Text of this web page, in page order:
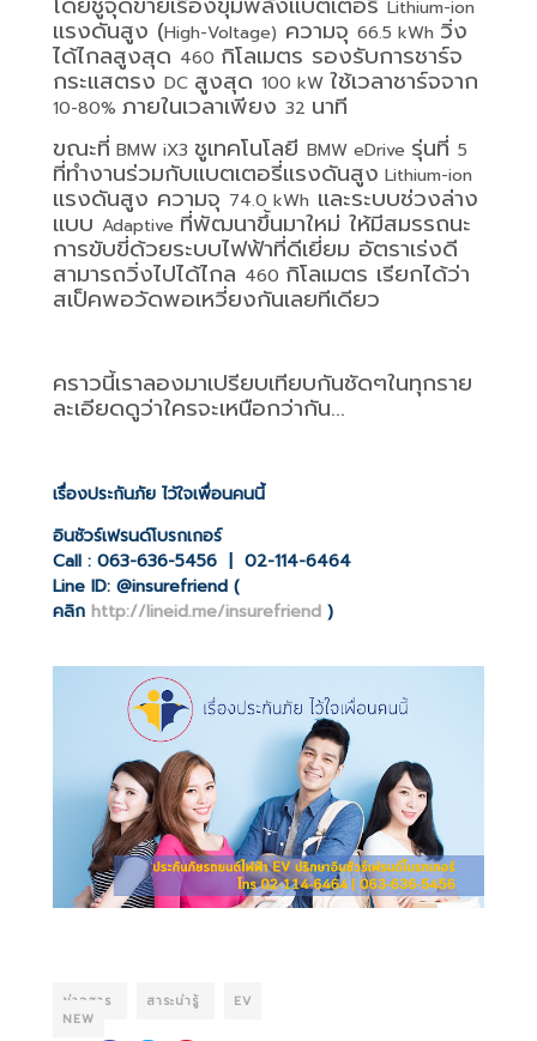
Lithium-ion
แรงดันสูง (High-Voltage) ความจุ 66.5 kWh วิ่ง
ได้ไกลสูงสุด 460 กิโลเมตร รองรับการชาร์จ
กระแสตรง DC สูงสุด 100 kW ใช้เวลาชาร์จจาก
10-80% ภายในเวลาเพียง 32 นาที
ขณะที่ BMW iX3 ชูเทคโนโลยี BMW eDrive รุ่นที่ 5
ที่ทำงานร่วมกับแบตเตอรี่แรงดันสูง Lithium-ion
แรงดันสูง ความจุ 74.0 kWh และระบบช่วงล่าง
แบบ Adaptive ที่พัฒนาขึ้นมาใหม่ ให้มีสมรรถนะ
การขับขี่ด้วยระบบไฟฟ้าที่ดีเยี่ยม อัตราเร่งดี
สามารถวิ่งไปได้ไกล 460 กิโลเมตร เรียกได้ว่า
สเป็คพอวัดพอเหวี่ยงกันเลยทีเดียว
คราวนี้เราลองมาเปรียบเทียบกันชัดๆในทุกราย
ละเอียดดูว่าใครจะเหนือกว่ากัน...
เรื่องประกันภัย ไว้ใจเพื่อนคนนี้
อินชัวร์เฟรนด์โบรกเกอร์
Call : 063-636-5456 | 02-114-6464
Line ID: @insurefriend (
คลิก http://lineid.me/insurefriend )
ข่าวสาร สาระน่ารู้
EV
NEW